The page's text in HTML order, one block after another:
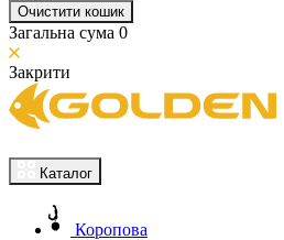
Очистити кошик
Загальна сума 0
Закрити
Каталог
Коропова